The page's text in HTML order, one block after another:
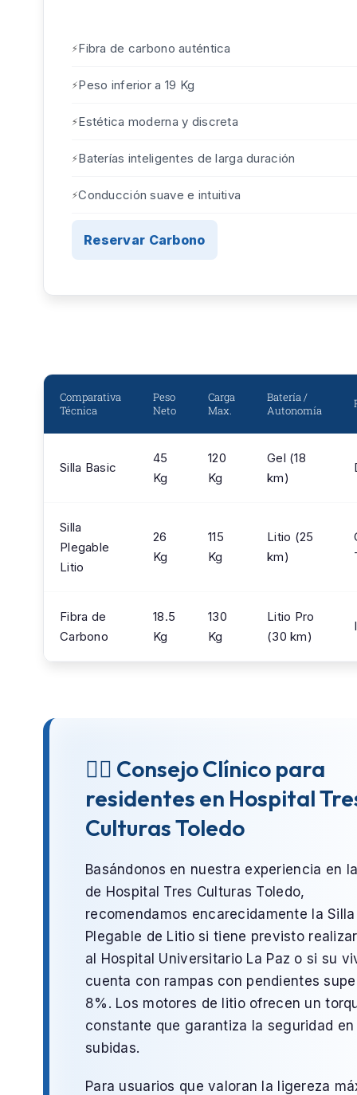
Fibra de carbono auténtica
Peso inferior a 19 Kg
Estética moderna y discreta
Baterías inteligentes de larga duración
Conducción suave e intuitiva
Reservar Carbono
Comparativa
Técnica
Peso
Neto
Carga
Max.
Batería /
Autonomía
Silla Basic
45
Kg
120
Kg
Gel (18
km)
Silla
Plegable
Litio
26
Kg
115
Kg
Litio (25
km)
Fibra de
Carbono
18.5
Kg
130
Kg
Litio Pro
(30 km)
👨‍⚕️ Consejo Clínico para
residentes en Hospital
Culturas Toledo
Basándonos en nuestra experiencia en
de Hospital Tres Culturas Toledo,
recomendamos encarecidamente laSilla
Plegable de Litiosi tiene previsto
al Hospital Universitario La Paz o si su
cuenta con rampas con pendientes
8%. Los motores de litio ofrecen un
constante que garantiza la seguridad en
subidas.
Para usuarios que valoran la ligereza